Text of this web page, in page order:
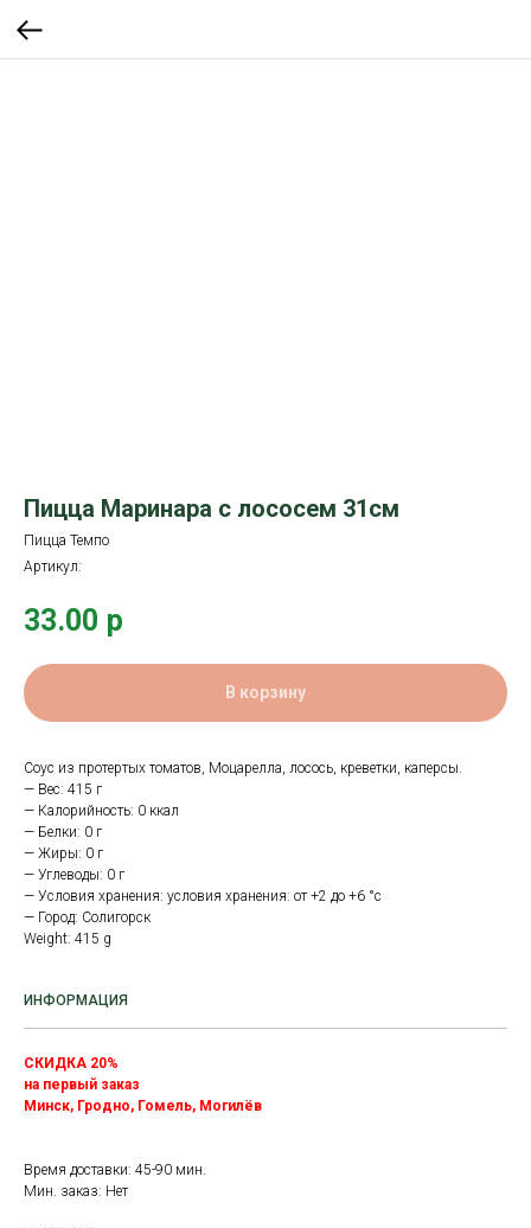
Пицца Маринара с лососем 31см
Пицца Темпо
Артикул:
33.00 р
В корзину
Соус из протертых томатов, Моцарелла, лосось, креветки, каперсы.
— Вес: 415 г
— Калорийность: 0 ккал
— Белки: 0 г
— Жиры: 0 г
— Углеводы: 0 г
— Условия хранения: условия хранения: от +2 до +6 °с
— Город: Солигорск
Weight: 415 g
ИНФОРМАЦИЯ
СКИДКА 20%
на первый заказ
Минск, Гродно, Гомель, Могилёв
Время доставки: 45-90 мин.
Мин. заказ: Нет